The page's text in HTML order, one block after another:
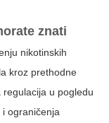
znati
nikotinskih
kroz prethodne
u pogledu
ograničenja